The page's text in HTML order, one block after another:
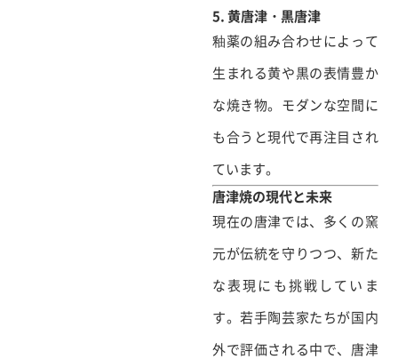
5. 黄唐津・黒唐津
釉薬の組み合わせによって
生まれる黄や黒の表情豊か
な焼き物。モダンな空間に
も合うと現代で再注目され
ています。
唐津焼の現代と未来
現在の唐津では、多くの窯
元が伝統を守りつつ、新た
な表現にも挑戦していま
す。若手陶芸家たちが国内
外で評価される中で、唐津